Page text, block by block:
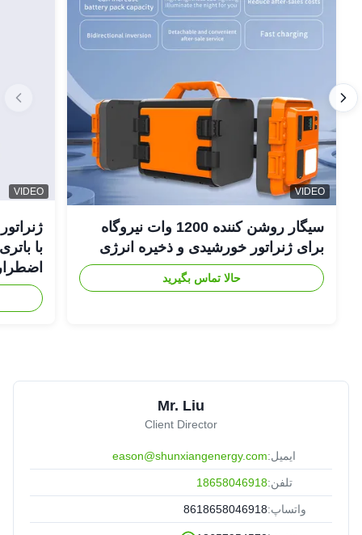
VIDEO
سیگار روشن کننده 1200 وات نیروگاه
برای ژنراتور خورشیدی و ذخیره انرژی
حالا تماس بگیرید
VIDEO
Mr. Liu
Client Director
ایمیل:eason@shunxiangenergy.com
تلفن:18658046918
واتساپ:8618658046918